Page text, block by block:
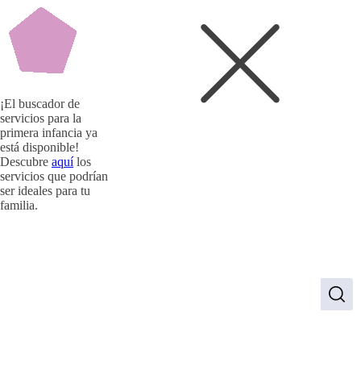
¡El buscador de
servicios para la
primera infancia ya
está disponible!
Descubre aquílos
servicios que podrían
ser ideales para tu
familia.